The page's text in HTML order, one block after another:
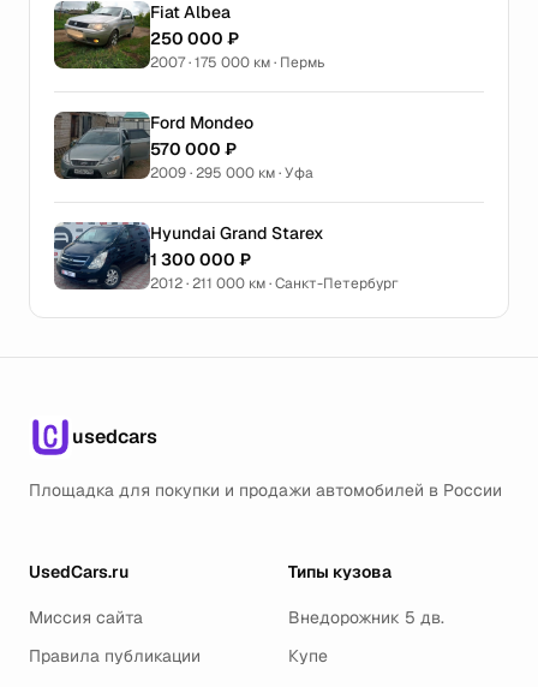
Fiat Albea
250 000 ₽
2007 · 175 000 км · Пермь
Ford Mondeo
570 000 ₽
2009 · 295 000 км · Уфа
Hyundai Grand Starex
1 300 000 ₽
2012 · 211 000 км · Санкт-Петербург
usedcars
Площадка для покупки и продажи автомобилей в России
UsedCars.ru
Миссия сайта
Правила публикации
Типы кузова
Внедорожник 5 дв.
Купе